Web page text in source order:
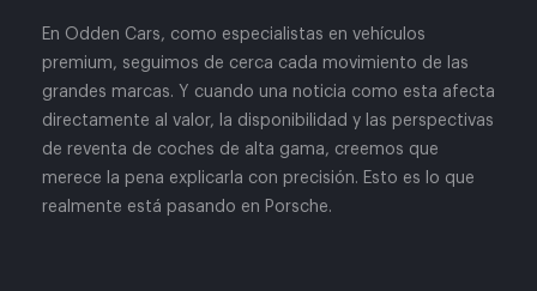
En Odden Cars, como especialistas en vehículos
premium, seguimos de cerca cada movimiento de las
grandes marcas. Y cuando una noticia como esta afecta
directamente al valor, la disponibilidad y las perspectivas
de reventa de coches de alta gama, creemos que
merece la pena explicarla con precisión. Esto es lo que
realmente está pasando en Porsche.